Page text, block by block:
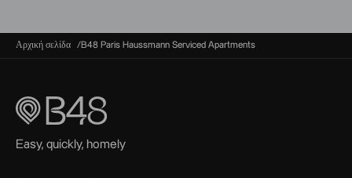
Αρχική σελίδα B48 Paris Haussmann Serviced Apartments
Easy, quickly, homely